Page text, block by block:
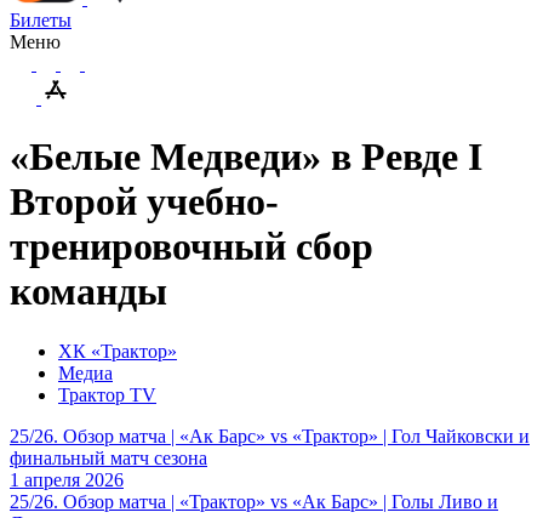
Билеты
Меню
«Белые Медведи» в Ревде I
Второй учебно-
тренировочный сбор
команды
ХК «Трактор»
Медиа
Трактор TV
25/26. Обзор матча | «Ак Барс» vs «Трактор» | Гол Чайковски и
финальный матч сезона
1 апреля 2026
25/26. Обзор матча | «Трактор» vs «Ак Барс» | Голы Ливо и